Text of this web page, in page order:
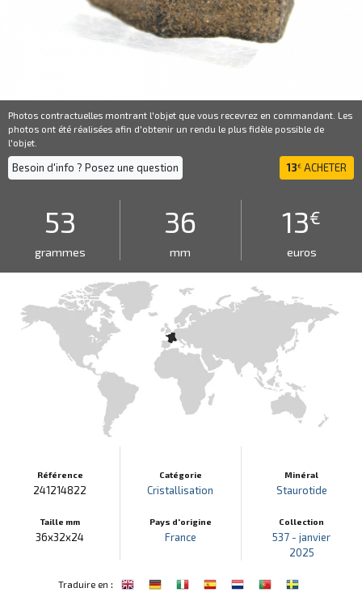
Photos contractuelles montrant l'objet que vous recevrez en commandant. Les
photos ont été réalisées afin d'obtenir un rendu le plus fidèle possible de
l'objet.
Besoin d'info ? Posez une question 13€ ACHETER
53
grammes
36
mm
13€
euros
Référence
241214822
Taille mm
36x32x24
Catégorie
Cristallisation
Pays d'origine
France
Minéral
Staurotide
Collection
537 - janvier
2025
Traduire en :